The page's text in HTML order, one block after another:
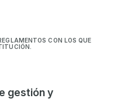
CON LOS QUE
gestión y